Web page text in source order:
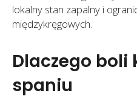
lokalny stan zapalny i
międzykręgowych.
Dlaczego boli
spaniu